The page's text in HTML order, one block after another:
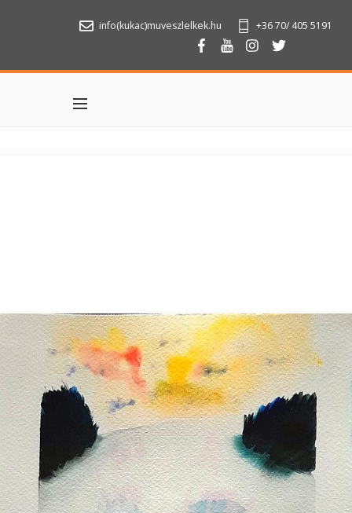
info(kukac)muveszlelkek.hu +36 70/ 405 5191
Menu